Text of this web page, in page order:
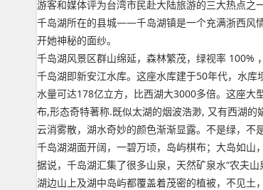
游客和媒体评为台湾市民赴大陆旅游的三大热点之
千岛湖所在的县城——千岛湖镇是一个充满浙西风
开她神秘的面纱。
千岛湖风景区群山绵延，森林繁茂，绿视率 100%
千岛湖即新安江水库。这座水库建于50年代，水
水量可达178亿立方，比西湖大3000多倍。这座大
布,形态奇特著称.既似太湖的烟波浩渺, 又有西湖的
云消雾散，湖水奇妙的颜色渐渐显露。不是绿，不
千岛湖湖面开阔，一碧万顷，岛屿棋布；大岛如山
据说，千岛湖汇集了很多山泉，天然矿泉水“农夫山
湖边山上及湖中岛屿都覆盖着茂密的植被，不见土